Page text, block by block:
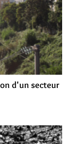
d'un secteur